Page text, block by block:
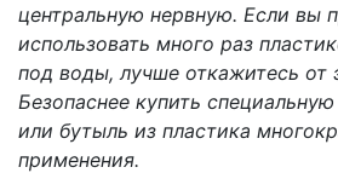
центральную нервную. Если вы
использовать много раз
под воды, лучше откажитесь от
Безопаснее купить
или бутыль из пластика
применения.